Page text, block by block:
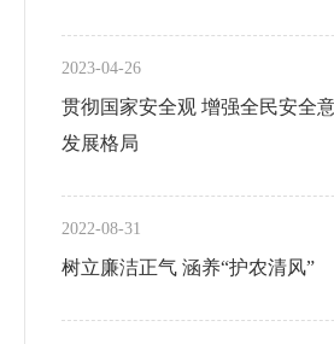
2023-04-26
贯彻国家安全观 增强全民安全
发展格局
2022-08-31
树立廉洁正气 涵养“护农清风”